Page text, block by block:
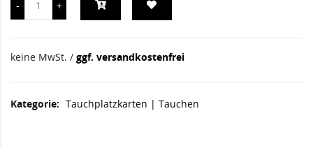
keine MwSt. / ggf. versandkostenfrei
Kategorie: Tauchplatzkarten | Tauchen